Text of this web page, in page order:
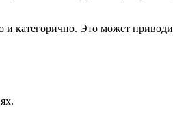
категорично. Это может